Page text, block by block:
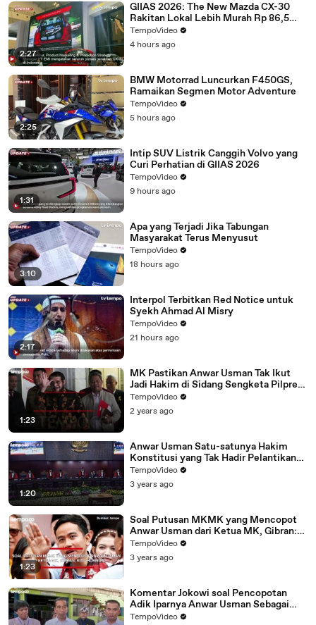
2:27
GIIAS 2026: The New Mazda CX-30
Rakitan Lokal Lebih Murah Rp 86,5
Juta
TempoVideo
4 hours ago
2:25
BMW Motorrad Luncurkan F450GS,
Ramaikan Segmen Motor Adventure
TempoVideo
5 hours ago
1:31
Intip SUV Listrik Canggih Volvo yang
Curi Perhatian di GIIAS 2026
TempoVideo
9 hours ago
3:10
Apa yang Terjadi Jika Tabungan
Masyarakat Terus Menyusut
TempoVideo
18 hours ago
2:17
Interpol Terbitkan Red Notice untuk
Syekh Ahmad Al Misry
TempoVideo
21 hours ago
1:23
MK Pastikan Anwar Usman Tak Ikut
Jadi Hakim di Sidang Sengketa Pilpres
2024
TempoVideo
2 years ago
1:20
Anwar Usman Satu-satunya Hakim
Konstitusi yang Tak Hadir Pelantikan
Ketua MK Suhartoyo
TempoVideo
3 years ago
1:23
Soal Putusan MKMK yang Mencopot
Anwar Usman dari Ketua MK, Gibran:
Kita Hormati
TempoVideo
3 years ago
Komentar Jokowi soal Pencopotan
Adik Iparnya Anwar Usman Sebagai
Ketua MK
TempoVideo